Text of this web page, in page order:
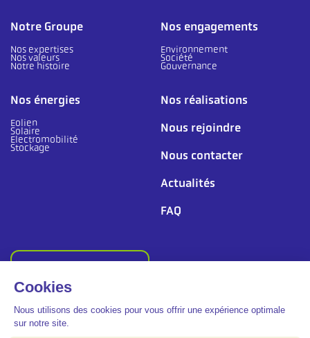
Notre Groupe
Nos expertises
Nos valeurs
Notre histoire
Nos engagements
Environnement
Société
Gouvernance
Nos énergies
Eolien
Solaire
Electromobilité
Stockage
Nos réalisations
Nous rejoindre
Nous contacter
Actualités
FAQ